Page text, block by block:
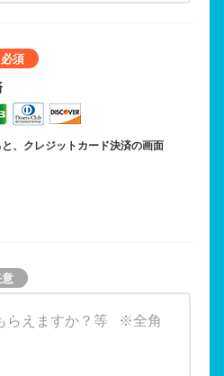
、クレジットカード決済の画面